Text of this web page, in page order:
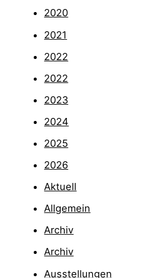
2020
2021
2022
2022
2023
2024
2025
2026
Aktuell
Allgemein
Archiv
Archiv
Ausstellungen